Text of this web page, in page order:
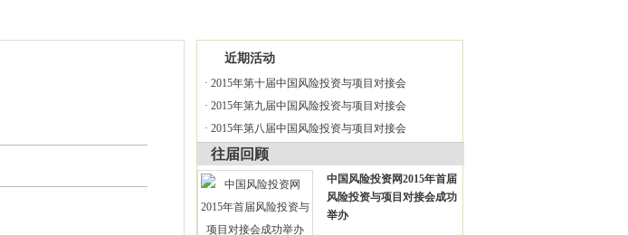
近期活动
· 2015年第十届中国风险投资与项目对接会
· 2015年第九届中国风险投资与项目对接会
· 2015年第八届中国风险投资与项目对接会
往届回顾
中国风险投资网2015年首届
风险投资与项目对接会成功
举办